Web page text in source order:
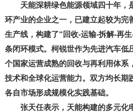
天能深耕绿色能源领域四十年，
环产业的企业之一，已建立起较为完
生产线，构建了“回收-运输-拆解-再
条闭环模式。柯锐世作为先进汽车低
个国家运营成熟的回收与再利用体系
技术和全球化运营能力。双方均长期
各自市场形成规模化实践基础。
张天任表示，天能构建的多元化